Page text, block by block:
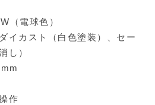
（電球色）
イカスト（白色塗装）、セー
し）
作